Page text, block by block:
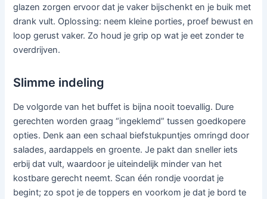
glazen zorgen ervoor dat je vaker bijschenkt en je buik met
drank vult. Oplossing: neem kleine porties, proef bewust en
loop gerust vaker. Zo houd je grip op wat je eet zonder te
overdrijven.
Slimme indeling
De volgorde van het buffet is bijna nooit toevallig. Dure
gerechten worden graag “ingeklemd” tussen goedkopere
opties. Denk aan een schaal biefstukpuntjes omringd door
salades, aardappels en groente. Je pakt dan sneller iets
erbij dat vult, waardoor je uiteindelijk minder van het
kostbare gerecht neemt. Scan één rondje voordat je
begint; zo spot je de toppers en voorkom je dat je bord te